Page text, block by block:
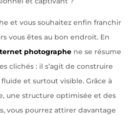
et vous souhaitez enfin franchir
vous êtes au bon endroit. En
photographe ne se résume
clichés : il s’agit de construire
et surtout visible. Grâce à
une structure optimisée et des
vous pourrez attirer davantage